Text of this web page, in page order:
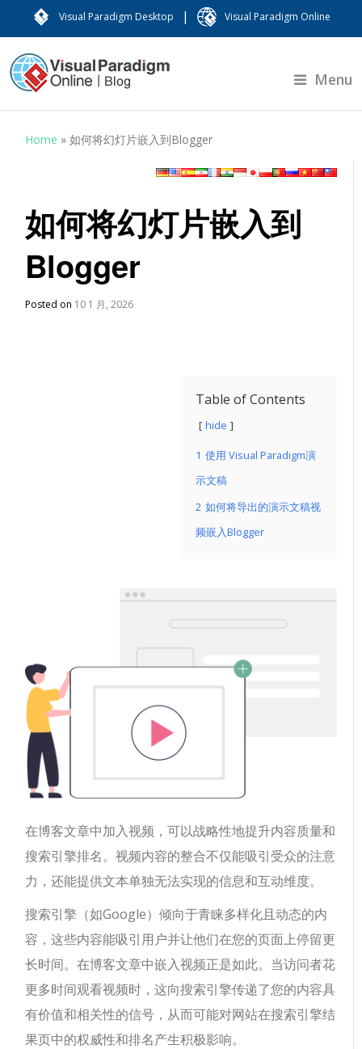
Visual Paradigm Desktop | Visual Paradigm Online
Menu
Home »如何将幻灯片嵌入到Blogger
如何将幻灯片嵌入到
Blogger
Posted on 10 1 月, 2026
Table of Contents
hide
1 使用 Visual Paradigm演
示文稿
2 如何将导出的演示文稿视
频嵌入Blogger
在博客文章中加入视频，可以战略性地提升内容质量和
搜索引擎排名。视频内容的整合不仅能吸引受众的注意
力，还能提供文本单独无法实现的信息和互动维度。
搜索引擎（如Google）倾向于青睐多样化且动态的内
容，这些内容能吸引用户并让他们在您的页面上停留更
长时间。在博客文章中嵌入视频正是如此。当访问者花
更多时间观看视频时，这向搜索引擎传递了您的内容具
有价值和相关性的信号，从而可能对网站在搜索引擎结
果页中的权威性和排名产生积极影响。